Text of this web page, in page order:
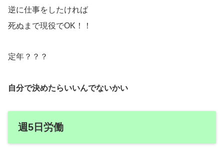
逆に仕事をしたければ
死ぬまで現役でOK！！
定年？？？
自分で決めたらいいんでないかい
週5日労働